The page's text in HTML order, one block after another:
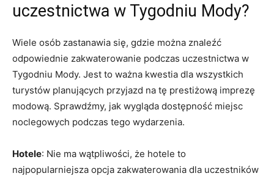
uczestnictwa w Tygodniu Mody?
Wiele osób zastanawia się, gdzie‌ można ‍znaleźć
odpowiednie zakwaterowanie podczas​ uczestnictwa w
‌Tygodniu⁤ Mody. Jest to ważna kwestia dla wszystkich
turystów planujących przyjazd na tę prestiżową imprezę
modową. Sprawdźmy, ⁤jak‍ wygląda dostępność⁣ miejsc
noclegowych​ podczas tego wydarzenia.
Hotele: Nie ma​ wątpliwości, że hotele to
najpopularniejsza opcja zakwaterowania dla uczestników